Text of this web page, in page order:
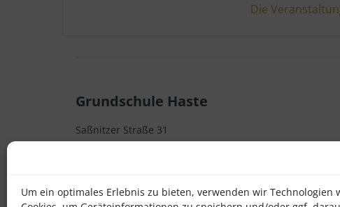
Um ein optimales Erlebnis zu bieten, verwenden wir Technologien
Die
Grundschule Haste
Saßnitzer Straße 31